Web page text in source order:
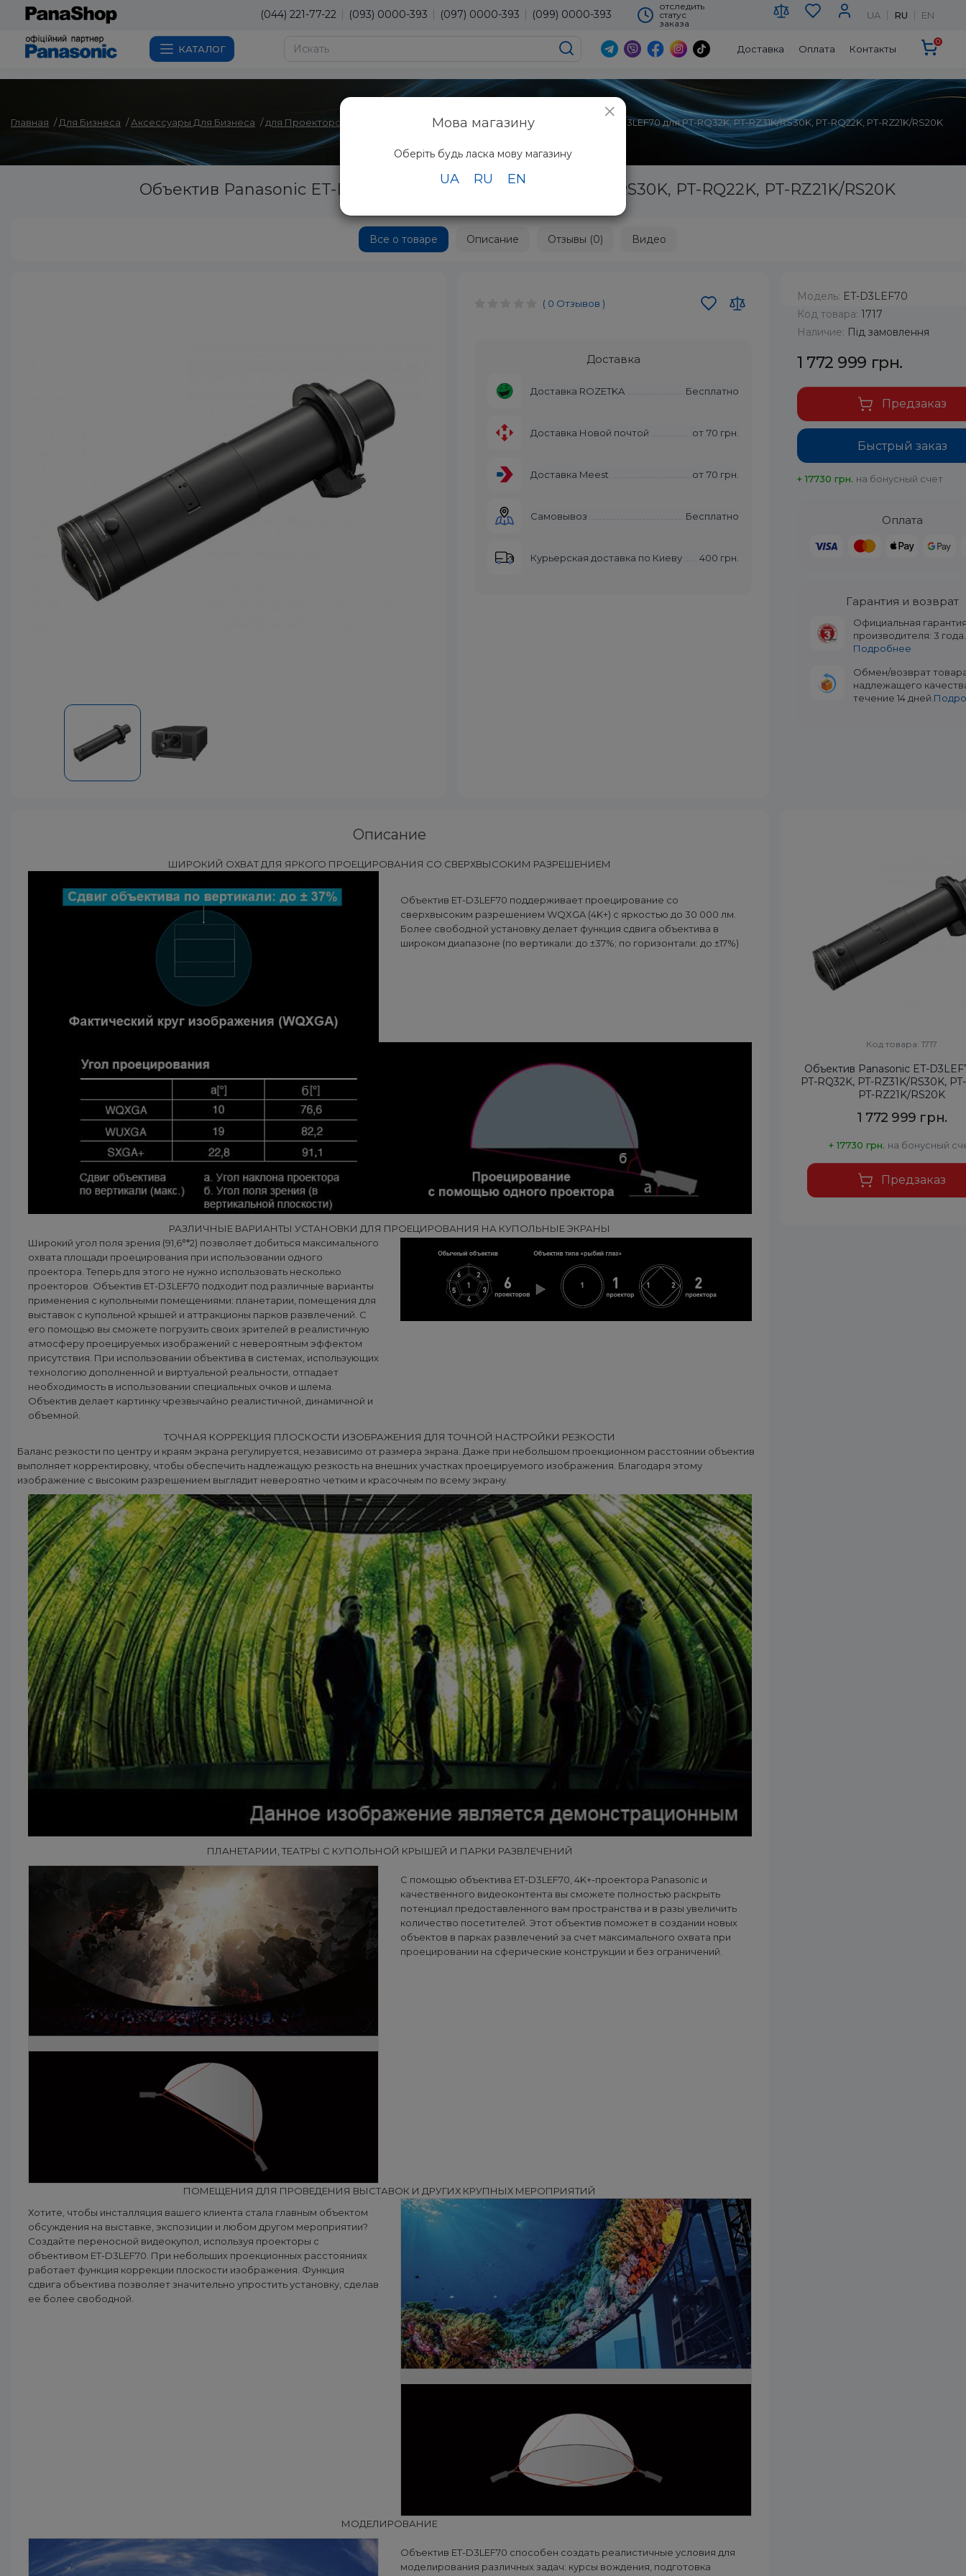
(044) 221-77-22 (093) 0000-393 (097) 0000-393 (099) 0000-393
отследить
статус
заказа
UA RU EN
КАТАЛОГ Доставка Оплата Контакты
0
Главная Для Бизнеса Аксессуары Для Бизнеса для Проекторов Объективы для 3 х Chip DLP Объектив Panasonic ET-D3LEF70 для PT-RQ32K, PT-RZ31K/RS30K, PT-RQ22K, PT-RZ21K/RS20K
×
Мова магазину
Оберіть будь ласка мову магазину
UA RU EN
Объектив Panasonic ET-D3LEF70 для PT-RQ32K, PT-RZ31K/RS30K, PT-RQ22K, PT-RZ21K/RS20K
Все о товаре Описание Отзывы (0) Видео
( 0 Отзывов )
Доставка
Доставка ROZETKA Бесплатно
Доставка Новой почтой от 70 грн.
Доставка Meest от 70 грн.
Самовывоз Бесплатно
Курьерская доставка по Киеву 400 грн.
Модель: ET-D3LEF70
Код товара: 1717
Наличие: Під замовлення
1 772 999 грн.
Быстрый заказ
Предзаказ
+ 17730 грн. на бонусный счет
Оплата
Гарантия и возврат
Официальная
производителя: 3 года.
Подробнее
Обмен/возврат
надлежащего
течение 14 дней.
Описание
ШИРОКИЙ ОХВАТ ДЛЯ ЯРКОГО ПРОЕЦИРОВАНИЯ СО СВЕРХВЫСОКИМ РАЗРЕШЕНИЕМ
Объектив ET-D3LEF70 поддерживает проецирование со
сверхвысоким разрешением WQXGA (4K+) с яркостью до 30 000 лм.
Более свободной установку делает функция сдвига объектива в
широком диапазоне (по вертикали: до ±37%; по горизонтали: до ±17%)
РАЗЛИЧНЫЕ ВАРИАНТЫ УСТАНОВКИ ДЛЯ ПРОЕЦИРОВАНИЯ НА КУПОЛЬНЫЕ ЭКРАНЫ
Широкий угол поля зрения (91,6°*2) позволяет добиться максимального
охвата площади проецирования при использовании одного
проектора. Теперь для этого не нужно использовать несколько
проекторов. Объектив ET-D3LEF70 подходит под различные варианты
применения с купольными помещениями: планетарии, помещения для
выставок с купольной крышей и аттракционы парков развлечений. С
его помощью вы сможете погрузить своих зрителей в реалистичную
атмосферу проецируемых изображений с невероятным эффектом
присутствия. При использовании объектива в системах, использующих
технологию дополненной и виртуальной реальности, отпадает
необходимость в использовании специальных очков и шлема.
Объектив делает картинку чрезвычайно реалистичной, динамичной и
объемной.
ТОЧНАЯ КОРРЕКЦИЯ ПЛОСКОСТИ ИЗОБРАЖЕНИЯ ДЛЯ ТОЧНОЙ НАСТРОЙКИ РЕЗКОСТИ
Баланс резкости по центру и краям экрана регулируется, независимо от размера экрана. Даже при небольшом проекционном расстоянии объектив
выполняет корректировку, чтобы обеспечить надлежащую резкость на внешних участках проецируемого изображения. Благодаря этому
изображение с высоким разрешением выглядит невероятно четким и красочным по всему экрану.
ПЛАНЕТАРИИ, ТЕАТРЫ С КУПОЛЬНОЙ КРЫШЕЙ И ПАРКИ РАЗВЛЕЧЕНИЙ
С помощью объектива ET-D3LEF70, 4K+-проектора Panasonic и
качественного видеоконтента вы сможете полностью раскрыть
потенциал предоставленного вам пространства и в разы увеличить
количество посетителей. Этот объектив поможет в создании новых
объектов в парках развлечений за счет максимального охвата при
проецировании на сферические конструкции и без ограничений.
ПОМЕЩЕНИЯ ДЛЯ ПРОВЕДЕНИЯ ВЫСТАВОК И ДРУГИХ КРУПНЫХ МЕРОПРИЯТИЙ
Хотите, чтобы инсталляция вашего клиента стала главным объектом
обсуждения на выставке, экспозиции и любом другом мероприятии?
Создайте переносной видеокупол, используя проекторы с
объективом ET-D3LEF70. При небольших проекционных расстояниях
работает функция коррекции плоскости изображения. Функция
сдвига объектива позволяет значительно упростить установку, сделав
ее более свободной.
МОДЕЛИРОВАНИЕ
Объектив ET-D3LEF70 способен создать реалистичные условия для
моделирования различных задач: курсы вождения, подготовка
Код товара: 1717
Объектив Panasonic ET-
PT-RQ32K, PT-RZ31K/RS30K,
PT-RZ21K/RS20K
1 772 999 грн.
+ 17730 грн. на бонусный
Предзаказ